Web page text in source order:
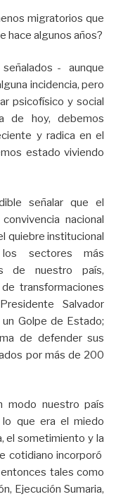
migratorios que
hace algunos años?
- aunque
incidencia, pero
psicofísico y social
de hoy, debemos
y radica en el
estado viviendo
señalar que el
nacional
quiebre institucional
sectores más
de nuestro país,
transformaciones
Salvador
Golpe de Estado;
de defender sus
por más de 200
modo nuestro país
que era el miedo
el sometimiento y la
cotidiano incorporó
tales como
Ejecución Sumaria,